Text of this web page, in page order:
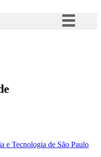
Acesso à informação
e Tecnologia de São Paulo